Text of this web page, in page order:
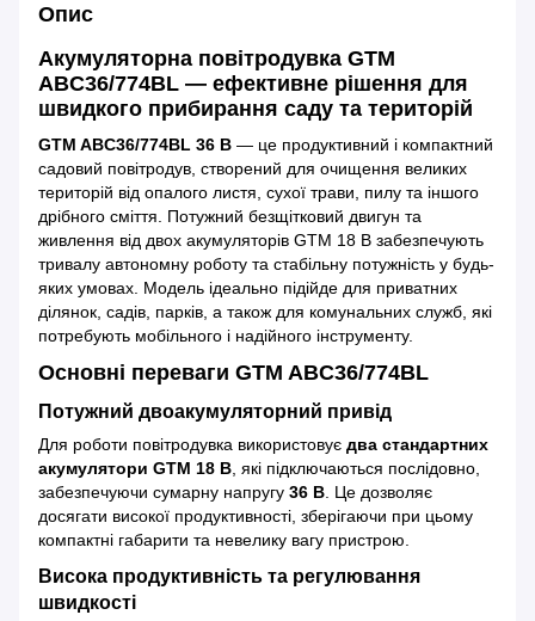
Опис
Акумуляторна повітродувка GTM
ABC36/774BL — ефективне рішення для
швидкого прибирання саду та територій
GTM ABC36/774BL 36 В — це продуктивний і компактний
садовий повітродув, створений для очищення великих
територій від опалого листя, сухої трави, пилу та іншого
дрібного сміття. Потужний безщітковий двигун та
живлення від двох акумуляторів GTM 18 В забезпечують
тривалу автономну роботу та стабільну потужність у будь-
яких умовах. Модель ідеально підійде для приватних
ділянок, садів, парків, а також для комунальних служб, які
потребують мобільного і надійного інструменту.
Основні переваги GTM ABC36/774BL
Потужний двоакумуляторний привід
Для роботи повітродувка використовує два стандартних
акумулятори GTM 18 В , які підключаються послідовно,
забезпечуючи сумарну напругу 36 В . Це дозволяє
досягати високої продуктивності, зберігаючи при цьому
компактні габарити та невелику вагу пристрою.
Висока продуктивність та регулювання
швидкості